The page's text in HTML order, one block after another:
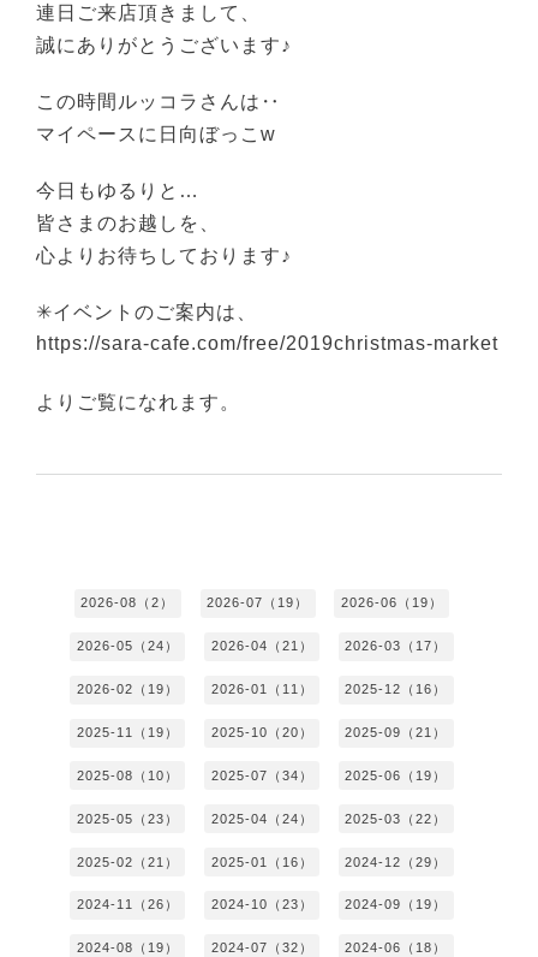
連日ご来店頂きまして、
誠にありがとうございます♪
この時間ルッコラさんは‥
マイペースに日向ぼっこw
今日もゆるりと…
皆さまのお越しを、
心よりお待ちしております♪
✳︎イベントのご案内は、
https://sara-cafe.com/free/2019christmas-market
よりご覧になれます。
2026-08（2） 2026-07（19） 2026-06（19）
2026-05（24） 2026-04（21） 2026-03（17）
2026-02（19） 2026-01（11） 2025-12（16）
2025-11（19） 2025-10（20） 2025-09（21）
2025-08（10） 2025-07（34） 2025-06（19）
2025-05（23） 2025-04（24） 2025-03（22）
2025-02（21） 2025-01（16） 2024-12（29）
2024-11（26） 2024-10（23） 2024-09（19）
2024-08（19） 2024-07（32） 2024-06（18）